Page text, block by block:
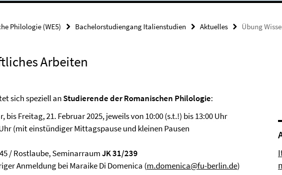
Philologie (WE5) Bachelorstudiengang Italienstudien Aktuelles Übung
Arbeiten
sich speziell an Studierende der Romanischen Philologie:
bis Freitag, 21. Februar 2025, jeweils von 10:00 (s.t.!) bis 13:00 Uhr
(mit einstündiger Mittagspause und kleinen Pausen
/ Rostlaube, SeminarraumJK 31/239
Anmeldung bei Maraike Di Domenica (m.domenica@fu-berlin.de)